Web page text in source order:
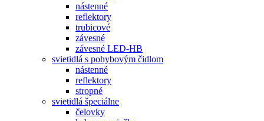
nástenné
reflektory
trubicové
závesné
závesné LED-HB
svietidlá s pohybovým čidlom
nástenné
reflektory
stropné
svietidlá špeciálne
čelovky